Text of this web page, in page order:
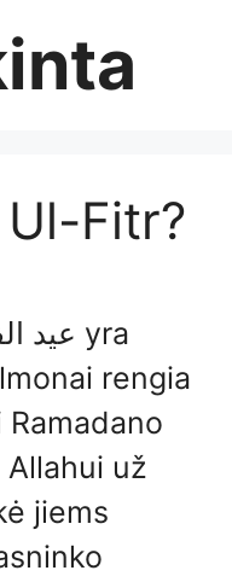
Fitr?
rengia
už
jiems